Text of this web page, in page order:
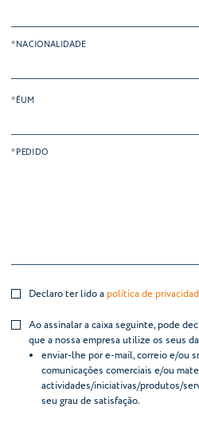
* NACIONALIDADE
* ÉUM
* PEDIDO
Declaro ter lido a política de
Ao assinalar a caixa seguinte, pode
que a nossa empresa utilize os seus
enviar-lhe por e-mail, correio e/ou
comunicações comerciais e/ou
actividades/iniciativas/produtos/
seu grau de satisfação.